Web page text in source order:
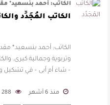
الكاتب: أحمد بنسعيد*
وتربوية وجمالية كبرى.
الكاتب المُجَدِّد
الكاتب: أحمد بنسعيد*
وتربوية وجمالية كبرى.
– شاء أم أبى – في تشكيل
منذ 6 أشهر 288